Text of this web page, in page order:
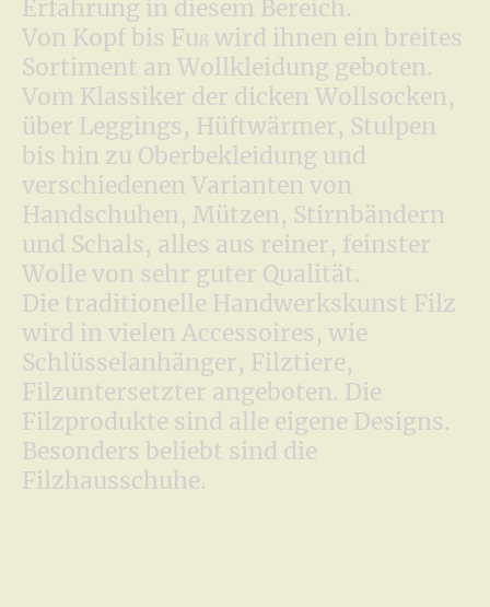
Erfahrung in diesem Bereich.
Von Kopf bis Fuß wird ihnen ein breites
Sortiment an Wollkleidung geboten.
Vom Klassiker der dicken Wollsocken,
über Leggings, Hüftwärmer, Stulpen
bis hin zu Oberbekleidung und
verschiedenen Varianten von
Handschuhen, Mützen, Stirnbändern
und Schals, alles aus reiner, feinster
Wolle von sehr guter Qualität.
Die traditionelle Handwerkskunst Filz
wird in vielen Accessoires, wie
Schlüsselanhänger, Filztiere,
Filzuntersetzter angeboten. Die
Filzprodukte sind alle eigene Designs.
Besonders beliebt sind die
Filzhausschuhe.